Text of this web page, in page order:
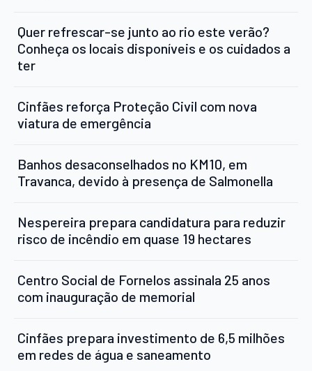
Quer refrescar-se junto ao rio este verão?
Conheça os locais disponíveis e os cuidados a
ter
Cinfães reforça Proteção Civil com nova
viatura de emergência
Banhos desaconselhados no KM10, em
Travanca, devido à presença de Salmonella
Nespereira prepara candidatura para reduzir
risco de incêndio em quase 19 hectares
Centro Social de Fornelos assinala 25 anos
com inauguração de memorial
Cinfães prepara investimento de 6,5 milhões
em redes de água e saneamento